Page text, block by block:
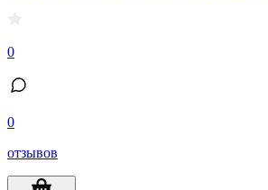
0
0
отзывов